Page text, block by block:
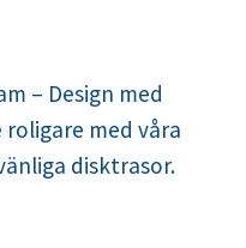
– Design med
med våra
disktrasor.